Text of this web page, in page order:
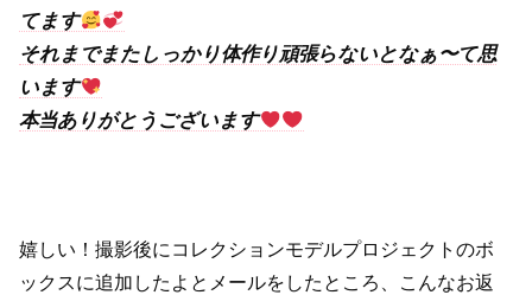
てます
それまでまたしっかり体作り頑張らないとなぁ〜て思
います
本当ありがとうございます
嬉しい！撮影後にコレクションモデルプロジェクトのボ
ックスに追加したよとメールをしたところ、こんなお返